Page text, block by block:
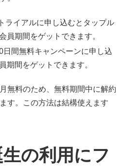
ライアルに申し込むとタップル
員期間をゲットできます。
日間無料キャンペーンに申し込
期間をゲットできます。
無料のため、無料期間中に解約
す。この方法は結構使えます
の利用にフ